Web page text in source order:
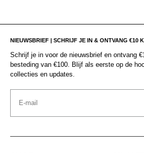
NIEUWSBRIEF | SCHRIJF JE IN & ONTVANG €10
Schrijf je in voor de nieuwsbrief en ontvang
besteding van €100. Blijf als eerste op de
collecties en updates.
Email